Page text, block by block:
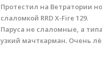
Протестил на Ветратории
слаломкой RRD X-Fire 129.
Паруса не слаломные, а
узкий мачткарман. Очень